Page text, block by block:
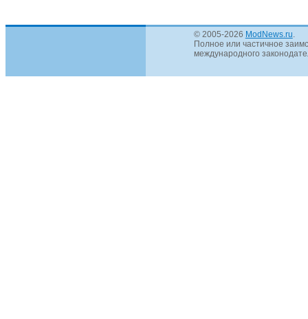
© 2005-2026 ModNews.ru
Полное или частичное
международного